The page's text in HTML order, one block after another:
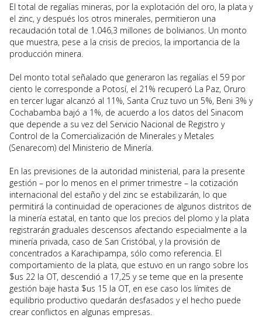
El total de regalías mineras, por la explotación del oro, la plata y
el zinc, y después los otros minerales, permitieron una
recaudación total de 1.046,3 millones de bolivianos. Un monto
que muestra, pese a la crisis de precios, la importancia de la
producción minera.
Del monto total señalado que generaron las regalías el 59 por
ciento le corresponde a Potosí, el 21% recuperó La Paz, Oruro
en tercer lugar alcanzó al 11%, Santa Cruz tuvo un 5%, Beni 3% y
Cochabamba bajó a 1%, de acuerdo a los datos del Sinacom
que depende a su vez del Servicio Nacional de Registro y
Control de la Comercialización de Minerales y Metales
(Senarecom) del Ministerio de Minería.
En las previsiones de la autoridad ministerial, para la presente
gestión – por lo menos en el primer trimestre – la cotización
internacional del estaño y del zinc se estabilizarán, lo que
permitirá la continuidad de operaciones de algunos distritos de
la minería estatal, en tanto que los precios del plomo y la plata
registrarán graduales descensos afectando especialmente a la
minería privada, caso de San Cristóbal, y la provisión de
concentrados a Karachipampa, sólo como referencia. El
comportamiento de la plata, que estuvo en un rango sobre los
$us 22 la OT, descendió a 17,25 y se teme que en la presente
gestión baje hasta $us 15 la OT, en ese caso los límites de
equilibrio productivo quedarán desfasados y el hecho puede
crear conflictos en algunas empresas.